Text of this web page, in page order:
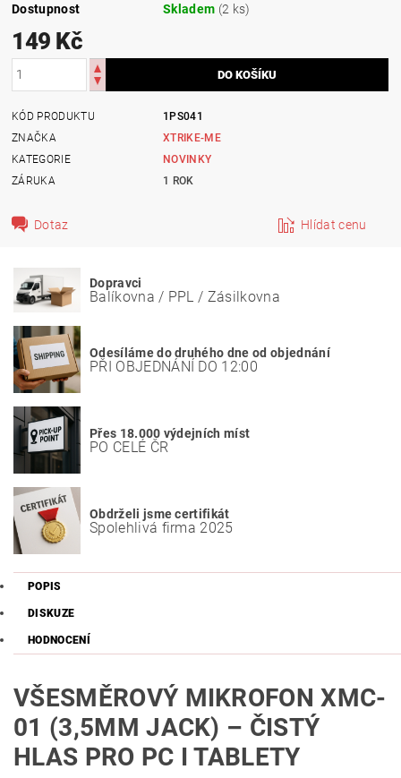
Dostupnost Skladem (2 ks)
149 Kč
KÓD PRODUKTU
1PS041
ZNAČKA
XTRIKE-ME
KATEGORIE
NOVINKY
ZÁRUKA
1 ROK
Dotaz Hlídat cenu
Dopravci
Balíkovna / PPL / Zásilkovna
Odesíláme do druhého dne od objednání
PŘI OBJEDNÁNÍ DO 12:00
Přes 18.000 výdejních míst
PO CELÉ ČR
Obdrželi jsme certifikát
Spolehlivá firma 2025
POPIS
DISKUZE
HODNOCENÍ
VŠESMĚROVÝ MIKROFON XMC-
01 (3,5MM JACK) – ČISTÝ
HLAS PRO PC I TABLETY